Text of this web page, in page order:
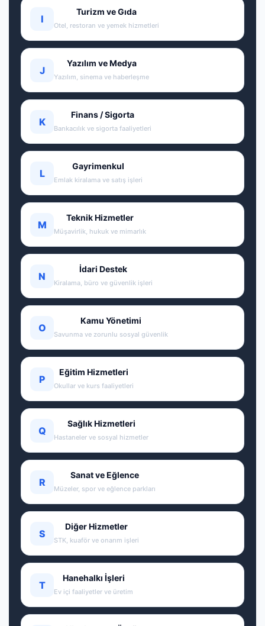
I
Turizm ve Gıda
Otel, restoran ve yemek hizmetleri
J
Yazılım ve Medya
Yazılım, sinema ve haberleşme
K
Finans / Sigorta
Bankacılık ve sigorta faaliyetleri
L
Gayrimenkul
Emlak kiralama ve satış işleri
M
Teknik Hizmetler
Müşavirlik, hukuk ve mimarlık
N
İdari Destek
Kiralama, büro ve güvenlik işleri
O
Kamu Yönetimi
Savunma ve zorunlu sosyal güvenlik
P
Eğitim Hizmetleri
Okullar ve kurs faaliyetleri
Q
Sağlık Hizmetleri
Hastaneler ve sosyal hizmetler
R
Sanat ve Eğlence
Müzeler, spor ve eğlence parkları
S
Diğer Hizmetler
STK, kuaför ve onarım işleri
T
Hanehalkı İşleri
Ev içi faaliyetler ve üretim